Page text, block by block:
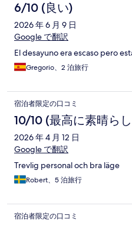
6/10 (良い)
2026 年 6 月 9 日
Google で翻訳
El desayuno era escaso pero
Gregorio、2 泊旅行
宿泊者限定の口コミ
10/10 (最高に素晴ら
2026 年 4 月 12 日
Google で翻訳
Trevlig personal och bra läge
Robert、5 泊旅行
宿泊者限定の口コミ